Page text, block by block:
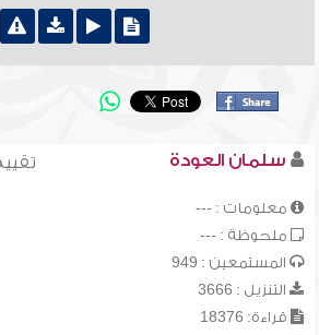
سلمان العودة
معلومات : ---
ملحوظة : ---
المستمعين : 949
التنزيل : 3666
قراءة: 18376